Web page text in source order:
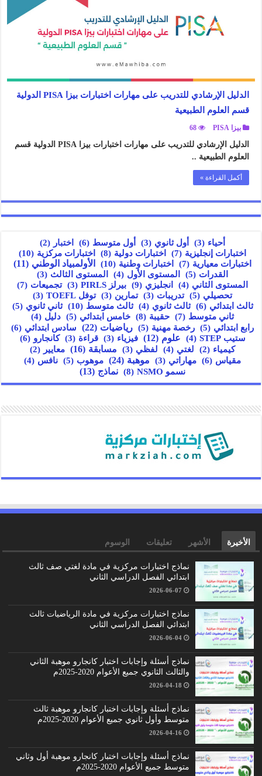
الدليل الإرشادي للتدريب على مهارات اختبارات بيزا PISA الدولية
قسم العلوم الطبيعية
بيزا PISA 68
الدليل الإرشادي للتدريب على مهارات اختبارات بيزا PISA الدولية قسم
العلوم الطبيعية ..
أكمل القراءة »
أحياء (3) أول ثانوي (3) أول متوسط (6) اختبار (2)
اختبارات إنجليزية (7) اختبارات دولية (8) اختبارات مركزية (10)
اختبارات معيارية (7) اختبارات وطنية (10) الأولمبياد الوطني (11)
القدرات (5) المستوى الأول (4) المستوى الثالث (3)
المستوى الثاني (4) انجليزي (9) بيرلز PIRLS (3) تجميعات (7)
تحصيلي (5) تدريبات (3) تمارين (3) توفل TOEFL (3)
ثالث ابتدائي (6) ثالث ثانوي (4) ثالث متوسط (10) ثاني ثانوي (5)
ثاني متوسط (7) حقيبة (8) خامس ابتدائي (5) دليل (4)
رابع ابتدائي (5) رخصة مهنية (5) رياضيات (22) سادس ابتدائي (6)
ستيب STEP (4) علوم (12) فيزياء (3) قراءة (3) كانجارو (6)
كيمياء (2) لغتي (4) لفظي (3) مسابقة (16) معايير (2)
مقياس (6) مهاراتي (3) موهبة (24) موهوب (5) نافس (4)
نسمو NSMO (8) نماذج (13)
الأخيرة الأشهر تعليقات الوسوم
نماذج اختبارات مركزية في مادة لغتي صف ثالث
ابتدائي الفصل الدراسي الثاني
2026-06-07
نماذج اختبارات مركزية في مادة الرياضيات ثالث
ابتدائي الفصل الدراسي الثاني
2026-06-04
نماذج أسئلة وإجابات اختبار كانجارو موهبة الثاني
والثالث الثانوي جميع الأعوام 2020-2025م
2026-04-18
نماذج أسئلة وإجابات اختبار كانجارو موهبة ثالث
متوسط وأول ثانوي جميع الأعوام 2020-2025م
2026-04-16
نماذج أسئلة وإجابات اختبار كانجارو موهبة أول وثاني
متوسط جميع الأعوام 2020-2025م